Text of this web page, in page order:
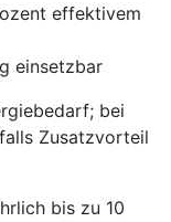
effektivem
einsetzbar
bei
Zusatzvorteil
bis zu 10